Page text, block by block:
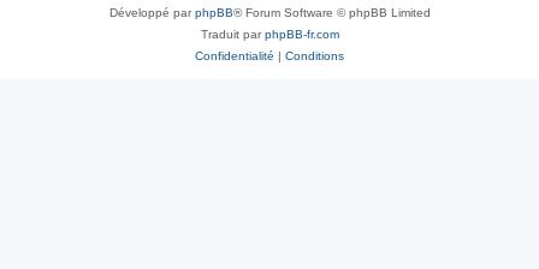
Développé parphpBB® Forum Software © phpBB Limited
Traduit parphpBB-fr.com
Confidentialité | Conditions